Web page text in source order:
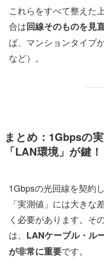
これらをすべて整えた
合は回線そのものを見
ば、マンションタイプ
など）。
まとめ：1Gbpsの
「LAN環境」が鍵！
1Gbpsの光回線を契約
「実測値」には大きな
く必要があります。そ
は、 LANケーブル・ル
が非常に重要です。